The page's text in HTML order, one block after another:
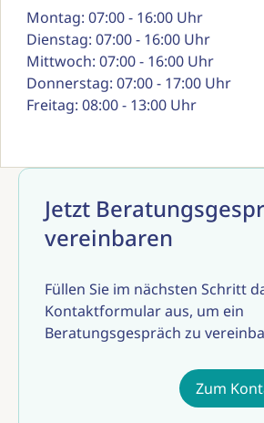
Montag: 07:00 - 16:00 Uhr
Dienstag: 07:00 - 16:00 Uhr
Mittwoch: 07:00 - 16:00 Uhr
Donnerstag: 07:00 - 17:00 Uhr
Freitag: 08:00 - 13:00 Uhr
Jetzt
vereinbaren
Füllen Sie im nächsten Schritt
Kontaktformular aus, um ein
Beratungsgespräch zu
Zum